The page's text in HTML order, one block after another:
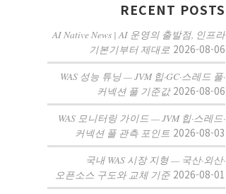
RECENT POSTS
AI Native News | AI 운영의 출발점, 인프라
기본기부터 제대로 2026-08-06
WAS 성능 튜닝 — JVM 힙·GC·스레드 풀·
커넥션 풀 기준값 2026-08-06
WAS 모니터링 가이드 — JVM 힙·스레드·
커넥션 풀 관측 포인트 2026-08-03
국내 WAS 시장 지형 — 국산·외산·
오픈소스 구도와 교체 기준 2026-08-01